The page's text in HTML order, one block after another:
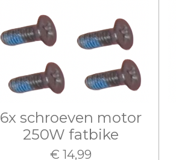
6x schroeven motor
250W fatbike
€ 14,99